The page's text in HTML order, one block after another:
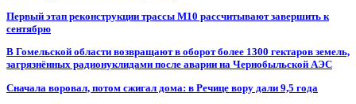
Первый этап реконструкции трассы М10 рассчитывают завершить к
сентябрю
В Гомельской области возвращают в оборот более 1300 гектаров земель,
загрязнённых радионуклидами после аварии на Чернобыльской АЭС
Сначала воровал, потом сжигал дома: в Речице вору дали 9,5 года